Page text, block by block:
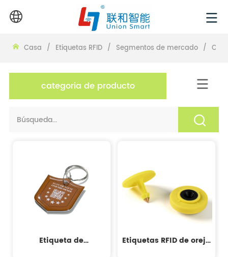
Casa / Etiquetas RFID / Segmentos de mercado /
categoria de producto
Etiqueta de
Etiquetas RFID de oreja